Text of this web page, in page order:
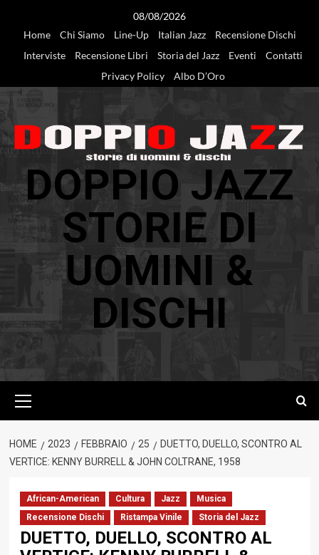
08/08/2026
Home
Chi Siamo Line-Up Italian Jazz
Recensione Dischi
Interviste
Recensione Libri Storia del Jazz Eventi
Contatti
Privacy Policy
Albo D’Oro
DOPPIO JAZZ
STORIE DI
UOMINI &
DISCHI
principale
HOME 2023 FEBBRAIO 25
DUETTO, DUELLO, SCONTRO AL
VERTICE: KENNY BURRELL & JOHN COLTRANE, 1958
African-American Cultura Jazz
Musica
Recensione Dischi
Ristampa Vinile Storia del Jazz
DUETTO, DUELLO, SCONTRO AL